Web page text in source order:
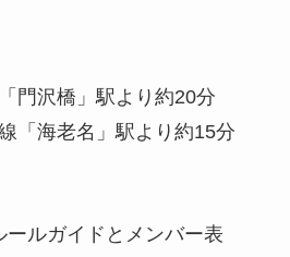
門沢橋」駅より約20分
「海老名」駅より約15分
ルガイドとメンバー表